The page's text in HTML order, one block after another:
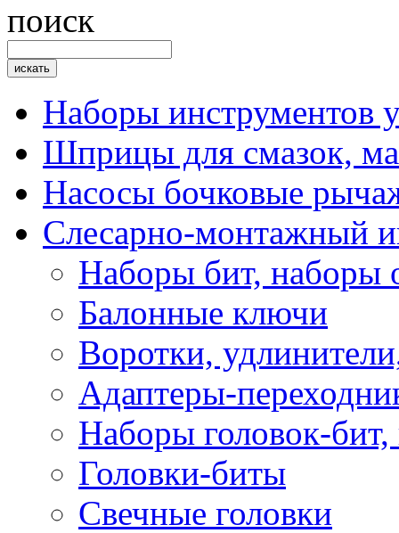
поиск
Наборы инструментов
Шприцы для смазок,
Насосы бочковые
Слесарно-монтажный
Наборы бит, наборы
Балонные ключи
Воротки,
Адаптеры-
Наборы головок-бит,
Головки-биты
Свечные головки